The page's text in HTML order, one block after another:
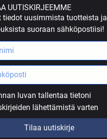
UUTISKIRJEEMME
tiedot uusimmista tuotteista ja
suoraan sähköpostiisi!
luvan tallentaa tietoni
lähettämistä varten
Tilaa uutiskirje